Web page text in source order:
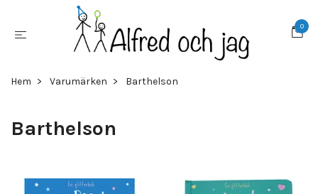
0
Hem Varumärken Barthelson
Barthelson